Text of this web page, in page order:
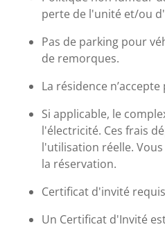
perte de l'unité et/ou
Pas de parking pour
de remorques.
La résidence
Si applicable, le
l'électricité. Ces frais
l'utilisation réelle.
la réservation.
Certificat d'invité
Un Certificat d'Invité